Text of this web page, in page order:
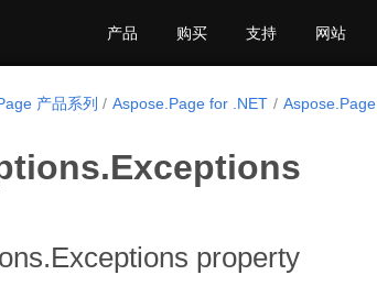
产品 购买 支持 网站
产品系列 Aspose.Page for .NET Aspose.Page
property